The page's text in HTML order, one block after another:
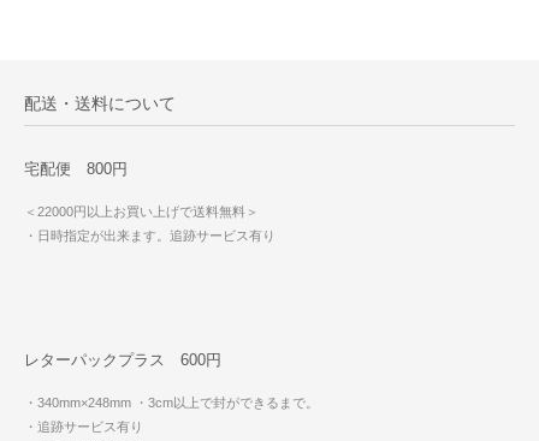
配送・送料について
宅配便 800円
＜22000円以上お買い上げで送料無料＞
・日時指定が出来ます。追跡サービス有り
レターパックプラス 600円
・340mm×248mm ・3cm以上で封ができるまで。
・追跡サービス有り